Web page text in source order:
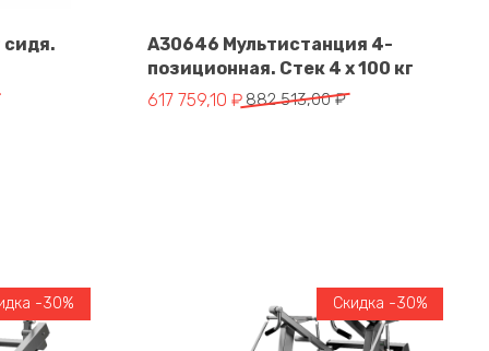
сидя.
184 520,00 ₽.
В корзину
A30646 Мультистанция 4-
позиционная. Стек 4 х 100 кг
882 513,00₽
Первоначальная цена составляла 882
617 759,10 ₽
Текущая цена: 617 759,10 ₽.
-30% Скидка -30%